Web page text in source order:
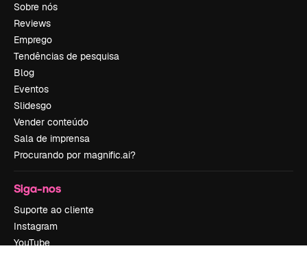
Sobre nós
Reviews
Emprego
Tendências de pesquisa
Blog
Eventos
Slidesgo
Vender conteúdo
Sala de imprensa
Procurando por magnific.ai?
Siga-nos
Suporte ao cliente
Instagram
YouTube